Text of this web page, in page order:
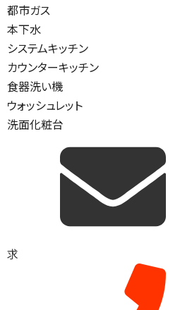
都市ガス
本下水
システムキッチン
カウンターキッチン
食器洗い機
ウォッシュレット
洗面化粧台
求